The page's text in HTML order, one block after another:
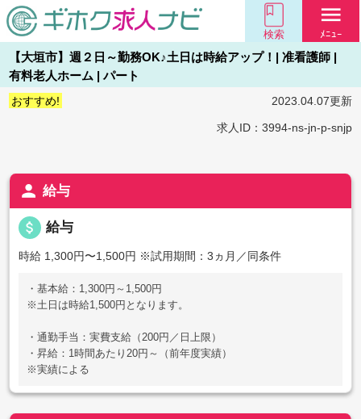
検索
menu
ﾒﾆｭｰ
【大垣市】週２日～勤務OK♪土日は時給アップ！| 准看護師 |
有料老人ホーム | パート
おすすめ! 2023.04.07更新
求人ID：3994-ns-jn-p-snjp
person 給与
attach_money 給与
時給 1,300円〜1,500円 ※試用期間：3ヵ月／同条件
・基本給：1,300円～1,500円
※土日は時給1,500円となります。
・通勤手当：実費支給（200円／日上限）
・昇給：1時間あたり20円～（前年度実績）
※実績による